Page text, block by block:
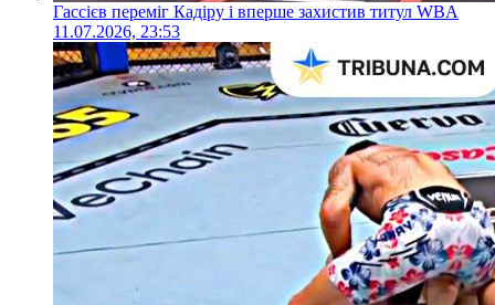
Гассієв переміг Кадіру і вперше захистив титул WBA
11.07.2026, 23:53